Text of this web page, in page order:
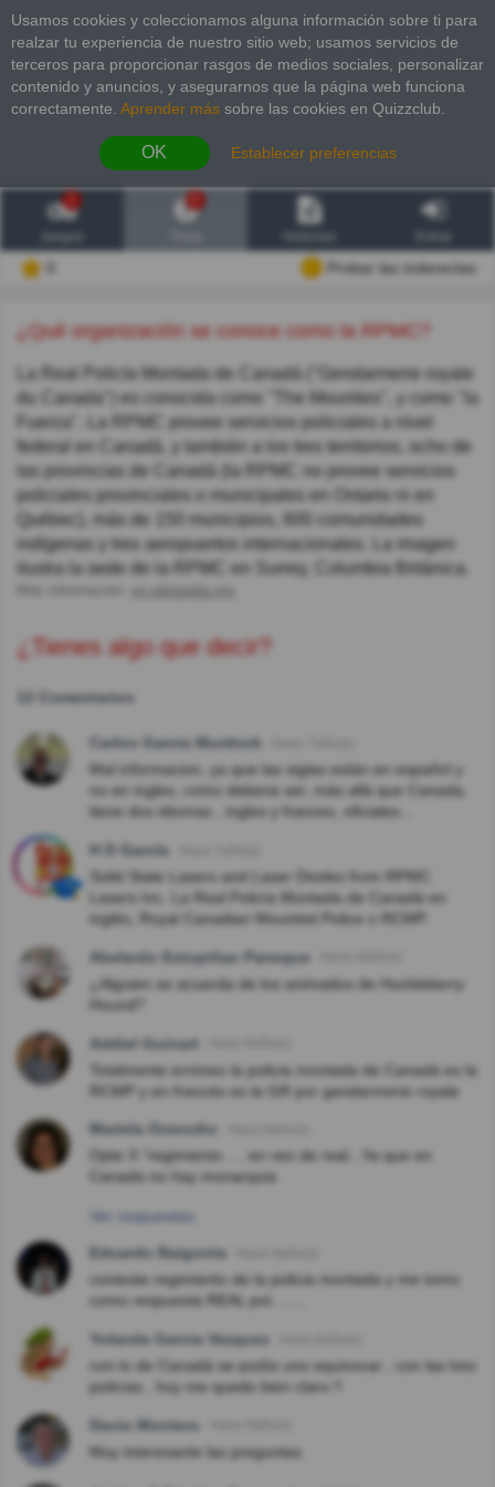
Usamos cookies y coleccionamos alguna información sobre ti para
realzar tu experiencia de nuestro sitio web; usamos servicios de
terceros para proporcionar rasgos de medios sociales, personalizar
contenido y anuncios, y asegurarnos que la página web funciona
correctamente. Aprender más sobre las cookies en Quizzclub.
OK Establecer preferencias
2
Probar las inderectas
¿Qué organización se conoce como la RPMC?
La Real Policía Montada de Canadá ("Gendarmerie royale
du Canada") es conocida como "The Mounties", y como "la
Fuerza". La RPMC provee servicios policiales a nivel
federal en Canadá, y también a los tres territorios, ocho de
las provincias de Canadá (la RPMC no provee servicios
policiales provinciales o municipales en Ontario ni en
Québec), más de 150 municipios, 600 comunidades
indígenas y tres aeropuertos internacionales. La imagen
ilustra la sede de la RPMC en Surrey, Columbia Británica.
en.wikipedia.org
¿Tienes algo que decir?
12 Comentarios
Carlos Garcia Murdock
Mal informacion, ya que las siglas están en español y
no en ingles, como deberia ser, más allá que Canada,
tiene dos idiomas , ingles y frances, oficiales...
H D García
Solid State Lasers and Laser Diodes from RPMC
Lasers Inc. La Real Policía Montada de Canadá en
inglés, Royal Canadian Mounted Police o RCMP.
Abelardo Estopiñan Paneque
¿Alguien se acuerda de los animados de Huckleberry
Hound?
Addiel Guinart
Totalmente erróneo la policia montada de Canadá es la
RCMP y en francés es la GR por gendarmerie royale
Mariela Orzeszko
Opte X "regimiento. ... en vez de real...Ya que en
Canada no hay monarquia
Ver respuestas
Eduardo Baigorria
conteste regimiento de la policia montada y me tomo
como respuesta REAL pol........
Yolanda Garcia Vazquez
con lo de Canadá se podía uno equivocar , con las tres
policías , hoy me quedo bien claro !!
Dacio Montero
Muy interesante las preguntas